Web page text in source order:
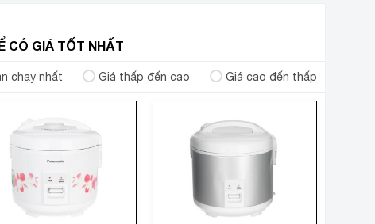
CÓ GIÁ TỐT NHẤT
chạy nhất Giá thấp đến cao Giá cao đến thấp